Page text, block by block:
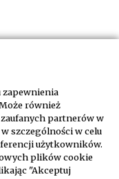
wiadomości
na
również
partnerów w
szczególności w celu
użytkowników.
plików cookie
"Akceptuj